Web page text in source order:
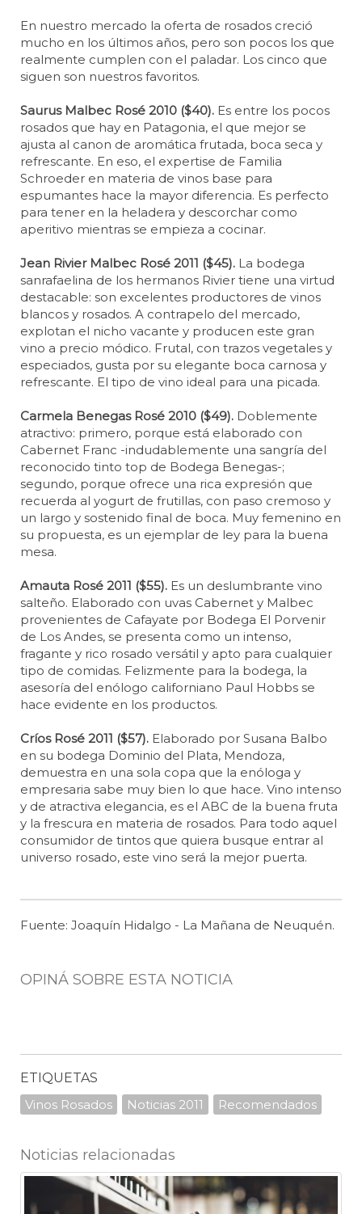
En nuestro mercado la oferta de rosados creció
mucho en los últimos años, pero son pocos los que
realmente cumplen con el paladar. Los cinco que
siguen son nuestros favoritos.
Saurus Malbec Rosé 2010 ($40). Es entre los pocos
rosados que hay en Patagonia, el que mejor se
ajusta al canon de aromática frutada, boca seca y
refrescante. En eso, el expertise de Familia
Schroeder en materia de vinos base para
espumantes hace la mayor diferencia. Es perfecto
para tener en la heladera y descorchar como
aperitivo mientras se empieza a cocinar.
Jean Rivier Malbec Rosé 2011 ($45). La bodega
sanrafaelina de los hermanos Rivier tiene una virtud
destacable: son excelentes productores de vinos
blancos y rosados. A contrapelo del mercado,
explotan el nicho vacante y producen este gran
vino a precio módico. Frutal, con trazos vegetales y
especiados, gusta por su elegante boca carnosa y
refrescante. El tipo de vino ideal para una picada.
Carmela Benegas Rosé 2010 ($49). Doblemente
atractivo: primero, porque está elaborado con
Cabernet Franc -indudablemente una sangría del
reconocido tinto top de Bodega Benegas-;
segundo, porque ofrece una rica expresión que
recuerda al yogurt de frutillas, con paso cremoso y
un largo y sostenido final de boca. Muy femenino en
su propuesta, es un ejemplar de ley para la buena
mesa.
Amauta Rosé 2011 ($55). Es un deslumbrante vino
salteño. Elaborado con uvas Cabernet y Malbec
provenientes de Cafayate por Bodega El Porvenir
de Los Andes, se presenta como un intenso,
fragante y rico rosado versátil y apto para cualquier
tipo de comidas. Felizmente para la bodega, la
asesoría del enólogo californiano Paul Hobbs se
hace evidente en los productos.
Críos Rosé 2011 ($57). Elaborado por Susana Balbo
en su bodega Dominio del Plata, Mendoza,
demuestra en una sola copa que la enóloga y
empresaria sabe muy bien lo que hace. Vino intenso
y de atractiva elegancia, es el ABC de la buena fruta
y la frescura en materia de rosados. Para todo aquel
consumidor de tintos que quiera busque entrar al
universo rosado, este vino será la mejor puerta.
Fuente: Joaquín Hidalgo - La Mañana de Neuquén.
OPINÁ SOBRE ESTA NOTICIA
ETIQUETAS
Vinos Rosados
Noticias 2011 Recomendados
Noticias relacionadas